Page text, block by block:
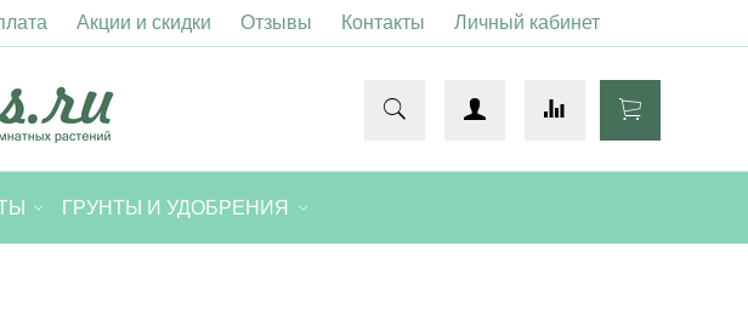
Акции и скидки Отзывы Контакты Личный кабинет
ГРУНТЫ И УДОБРЕНИЯ